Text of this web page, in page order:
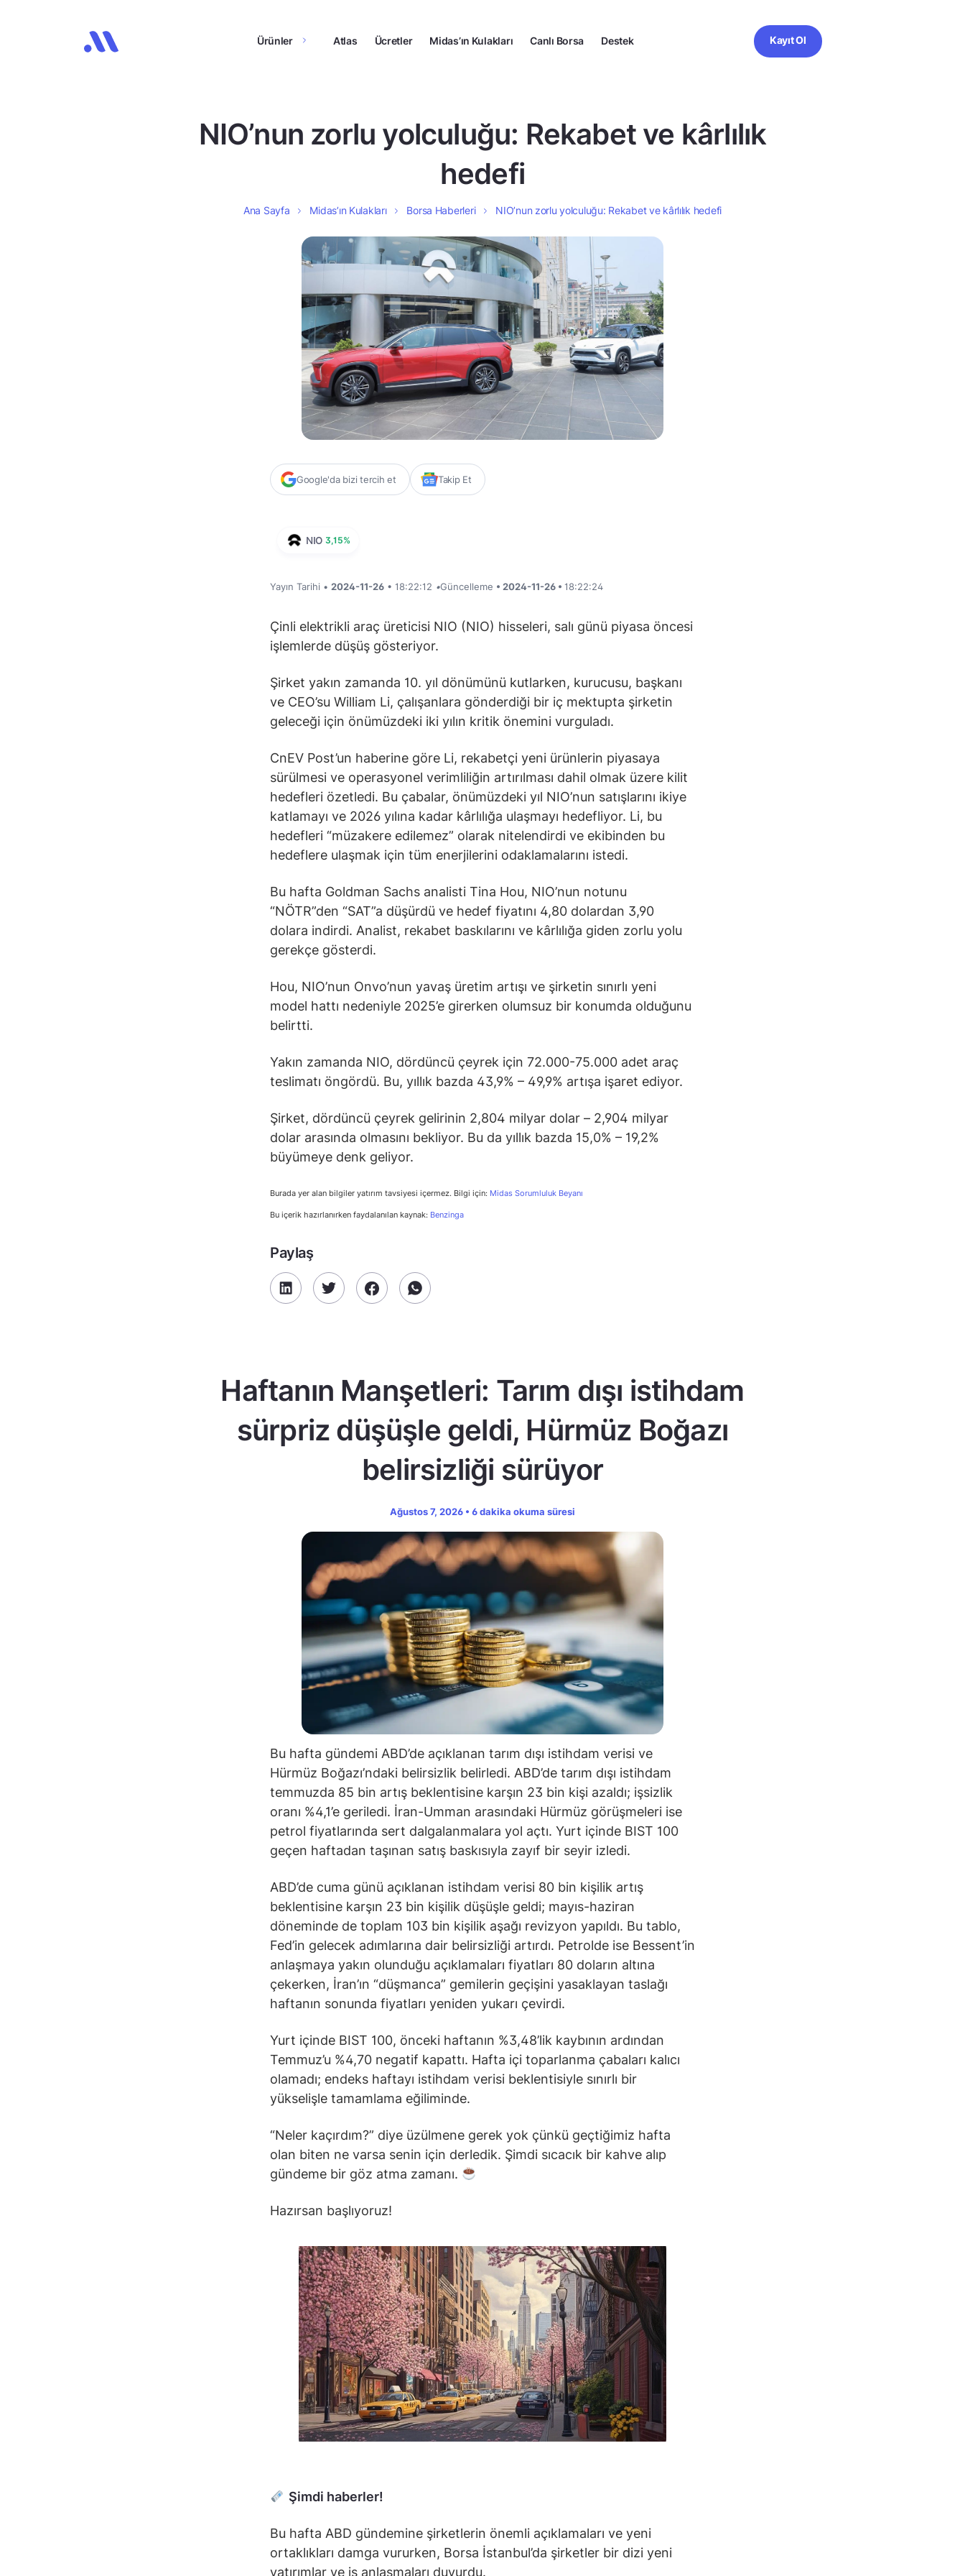
Ürünler Atlas Ücretler Midas’ın Kulakları Canlı Borsa Destek Kayıt Ol
NIO’nun zorlu yolculuğu: Rekabet ve kârlılık
hedefi
Ana Sayfa Midas’ın Kulakları Borsa Haberleri NIO’nun zorlu yolculuğu: Rekabet ve kârlılık hedefi
Google'da bizi tercih et Takip Et
NIO 3,15%
Yayın Tarihi • 2024-11-26 • 18:22:12 •Güncelleme • 2024-11-26 • 18:22:24
Çinli elektrikli araç üreticisi NIO (NIO) hisseleri, salı günü piyasa öncesi
işlemlerde düşüş gösteriyor.
Şirket yakın zamanda 10. yıl dönümünü kutlarken, kurucusu, başkanı
ve CEO’su William Li, çalışanlara gönderdiği bir iç mektupta şirketin
geleceği için önümüzdeki iki yılın kritik önemini vurguladı.
CnEV Post’un haberine göre Li, rekabetçi yeni ürünlerin piyasaya
sürülmesi ve operasyonel verimliliğin artırılması dahil olmak üzere kilit
hedefleri özetledi. Bu çabalar, önümüzdeki yıl NIO’nun satışlarını ikiye
katlamayı ve 2026 yılına kadar kârlılığa ulaşmayı hedefliyor. Li, bu
hedefleri “müzakere edilemez” olarak nitelendirdi ve ekibinden bu
hedeflere ulaşmak için tüm enerjilerini odaklamalarını istedi.
Bu hafta Goldman Sachs analisti Tina Hou, NIO’nun notunu
“NÖTR”den “SAT”a düşürdü ve hedef fiyatını 4,80 dolardan 3,90
dolara indirdi. Analist, rekabet baskılarını ve kârlılığa giden zorlu yolu
gerekçe gösterdi.
Hou, NIO’nun Onvo’nun yavaş üretim artışı ve şirketin sınırlı yeni
model hattı nedeniyle 2025’e girerken olumsuz bir konumda olduğunu
belirtti.
Yakın zamanda NIO, dördüncü çeyrek için 72.000-75.000 adet araç
teslimatı öngördü. Bu, yıllık bazda 43,9% – 49,9% artışa işaret ediyor.
Şirket, dördüncü çeyrek gelirinin 2,804 milyar dolar – 2,904 milyar
dolar arasında olmasını bekliyor. Bu da yıllık bazda 15,0% – 19,2%
büyümeye denk geliyor.
Burada yer alan bilgiler yatırım tavsiyesi içermez. Bilgi için: Midas Sorumluluk Beyanı
Bu içerik hazırlanırken faydalanılan kaynak: Benzinga
Paylaş
Haftanın Manşetleri: Tarım dışı istihdam
sürpriz düşüşle geldi, Hürmüz Boğazı
belirsizliği sürüyor
Ağustos 7, 2026 • 6 dakika okuma süresi
Bu hafta gündemi ABD’de açıklanan tarım dışı istihdam verisi ve
Hürmüz Boğazı’ndaki belirsizlik belirledi. ABD’de tarım dışı istihdam
temmuzda 85 bin artış beklentisine karşın 23 bin kişi azaldı; işsizlik
oranı %4,1’e geriledi. İran-Umman arasındaki Hürmüz görüşmeleri ise
petrol fiyatlarında sert dalgalanmalara yol açtı. Yurt içinde BIST 100
geçen haftadan taşınan satış baskısıyla zayıf bir seyir izledi.
ABD’de cuma günü açıklanan istihdam verisi 80 bin kişilik artış
beklentisine karşın 23 bin kişilik düşüşle geldi; mayıs-haziran
döneminde de toplam 103 bin kişilik aşağı revizyon yapıldı. Bu tablo,
Fed’in gelecek adımlarına dair belirsizliği artırdı. Petrolde ise Bessent’in
anlaşmaya yakın olunduğu açıklamaları fiyatları 80 doların altına
çekerken, İran’ın “düşmanca” gemilerin geçişini yasaklayan taslağı
haftanın sonunda fiyatları yeniden yukarı çevirdi.
Yurt içinde BIST 100, önceki haftanın %3,48’lik kaybının ardından
Temmuz’u %4,70 negatif kapattı. Hafta içi toparlanma çabaları kalıcı
olamadı; endeks haftayı istihdam verisi beklentisiyle sınırlı bir
yükselişle tamamlama eğiliminde.
“Neler kaçırdım?” diye üzülmene gerek yok çünkü geçtiğimiz hafta
olan biten ne varsa senin için derledik. Şimdi sıcacık bir kahve alıp
gündeme bir göz atma zamanı.
Hazırsan başlıyoruz!
Şimdi haberler!
Bu hafta ABD gündemine şirketlerin önemli açıklamaları ve yeni
ortaklıkları damga vururken, Borsa İstanbul’da şirketler bir dizi yeni
yatırımlar ve iş anlaşmaları duyurdu.